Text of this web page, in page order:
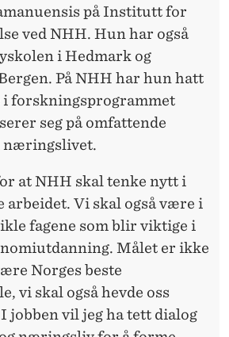
på Institutt for
ved NHH. Hun har også
i Hedmark og
På NHH har hun hatt
forskningsprogrammet
seg på omfattende
næringslivet.
at NHH skal tenke nytt i
arbeidet. Vi skal også være i
fagene som blir viktige i
Målet er ikke
Norges beste
vi skal også hevde oss
jobben vil jeg ha tett dialog